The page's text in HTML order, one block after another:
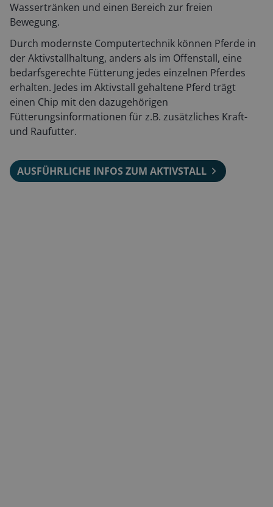
Wassertränken und einen Bereich zur freien
Bewegung.
Durch modernste Computertechnik können Pferde in
der Aktivstallhaltung, anders als im Offenstall, eine
bedarfsgerechte Fütterung jedes einzelnen Pferdes
erhalten. Jedes im Aktivstall gehaltene Pferd trägt
einen Chip mit den dazugehörigen
Fütterungsinformationen für z.B. zusätzliches Kraft-
und Raufutter.
AUSFÜHRLICHE INFOS ZUM AKTIVSTALL